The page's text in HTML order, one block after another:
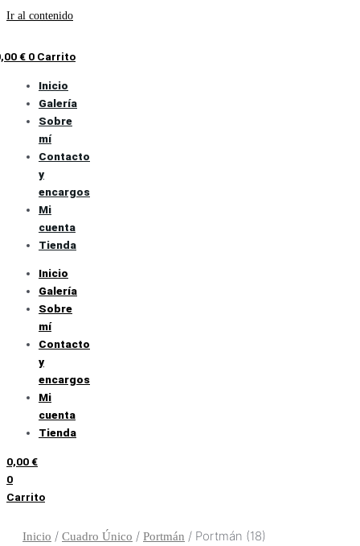
Ir al contenido
€ 0 Carrito
Inicio
Galería
Sobre
mí
Contacto
y
encargos
Mi
cuenta
Tienda
Inicio
Galería
Sobre
mí
Contacto
y
encargos
Mi
cuenta
Tienda
0,00€
0
Carrito
Inicio / Cuadro Único / Portmán / Portmán (18)